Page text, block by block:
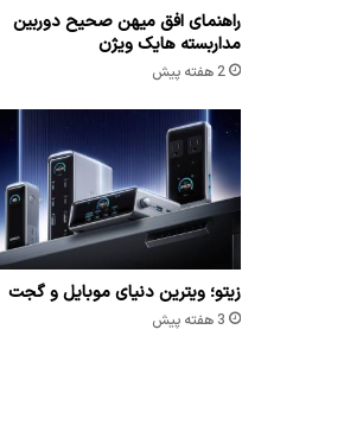
راهنمای افق میهن صحیح دوربین
مداربسته هایک ویژن
2 هفته پیش
زیتو؛ ویترین دنیای موبایل و گجت
3 هفته پیش